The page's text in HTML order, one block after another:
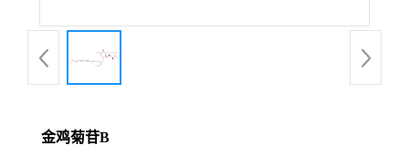
产
金鸡菊苷B